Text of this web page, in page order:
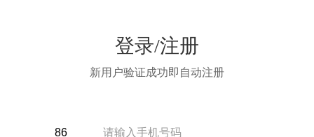
登录/注册
新用户验证成功即自动注册